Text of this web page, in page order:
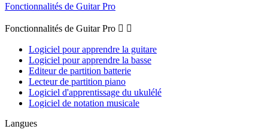
Fonctionnalités de Guitar Pro
Fonctionnalités de Guitar Pro  
Logiciel pour apprendre la guitare
Logiciel pour apprendre la basse
Editeur de partition batterie
Lecteur de partition piano
Logiciel d'apprentissage du ukulélé
Logiciel de notation musicale
Langues